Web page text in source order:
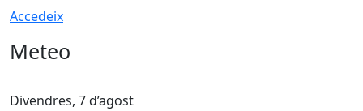
Accedeix
Meteo
Divendres, 7 d’agost